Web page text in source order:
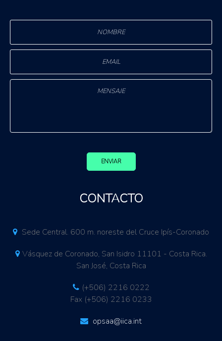
ENVIAR
CONTACTO
Sede Central. 600 m. noreste del Cruce Ipís-Coronado
Vásquez de Coronado, San Isidro 11101 - Costa Rica.
San José, Costa Rica
(+506) 2216 0222
Fax (+506) 2216 0233
opsaa@iica.int